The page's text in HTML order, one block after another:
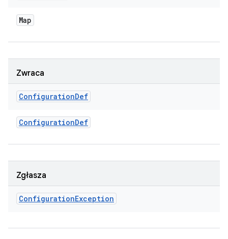
Map
Zwraca
ConfigurationDef
ConfigurationDef
Zgłasza
ConfigurationException